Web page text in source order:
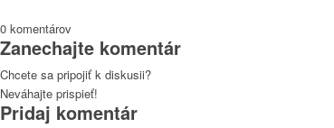
0 komentárov
Zanechajte komentár
Chcete sa pripojiť k diskusii?
Neváhajte prispieť!
Pridaj komentár